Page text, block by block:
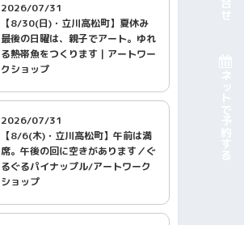
2026/07/31
【8/30(日)・立川高松町】夏休み
最後の日曜は、親子でアート。ゆれ
る熱帯魚をつくります｜アートワー
クショップ
2026/07/31
【8/6(木)・立川高松町】午前は満
席。午後の回に空きがあります／ぐ
るぐるパイナップル/アートワーク
ショップ